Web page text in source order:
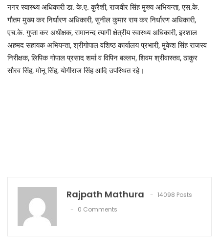
नगर स्वास्थ्य अधिकारी डा. के.ए. कुरैशी, राजवीर सिंह मुख्य अभियन्ता, एस.के.
गौतम मुख्य कर निर्धारण अधिकारी, सुनील कुमार राय कर निर्धारण अधिकारी,
एच.के. गुप्ता कर अधीक्षक, रामानन्द त्यागी क्षेत्रीय स्वास्थ्य अधिकारी, इरशाल
अहमद सहायक अभियन्ता, श्रीगोपाल वशिष्ठ कार्यालय प्रभारी, मुकेश सिंह राजस्व
निरीक्षक, लिपिक गोपाल प्रसाद शर्मा व विपिन बल्लभ, शिवम श्रीवास्तव, ठाकुर
सौरव सिंह, मोनू सिंह, योगीराज सिंह आदि उपस्थित रहे।
Rajpath Mathura
14098 Posts
0 Comments